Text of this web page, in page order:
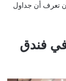
تعرف أن جداول
في فندق